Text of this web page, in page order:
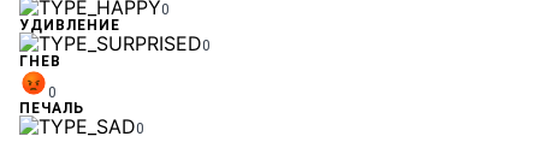
0
УДИВЛЕНИЕ
0
ГНЕВ
0
ПЕЧАЛЬ
0